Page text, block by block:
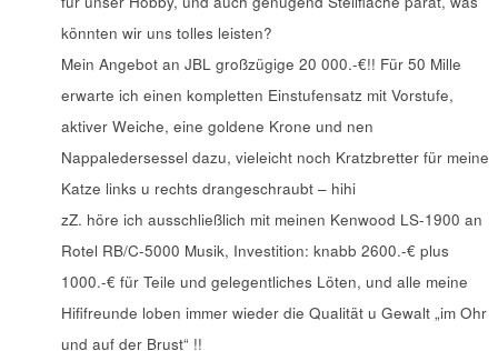
könnten wir uns tolles leisten?
Mein Angebot an JBL großzügige 20 000.-€!! Für 50 Mille
erwarte ich einen kompletten Einstufensatz mit Vorstufe,
aktiver Weiche, eine goldene Krone und nen
Nappaledersessel dazu, vieleicht noch Kratzbretter für meine
Katze links u rechts drangeschraubt – hihi
zZ. höre ich ausschließlich mit meinen Kenwood LS-1900 an
Rotel RB/C-5000 Musik, Investition: knabb 2600.-€ plus
1000.-€ für Teile und gelegentliches Löten, und alle meine
Hififreunde loben immer wieder die Qualität u Gewalt „im Ohr
und auf der Brust“ !!